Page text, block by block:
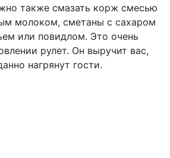
также смазать корж смесью
молоком, сметаны с сахаром
или повидлом. Это очень
рулет. Он выручит вас,
нагрянут гости.